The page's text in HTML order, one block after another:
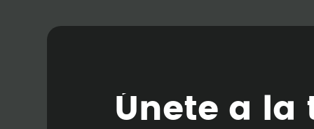
Únete a a